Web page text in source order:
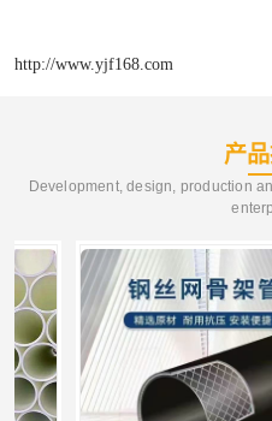
http://www.yjf168.com
产
Development, design, production